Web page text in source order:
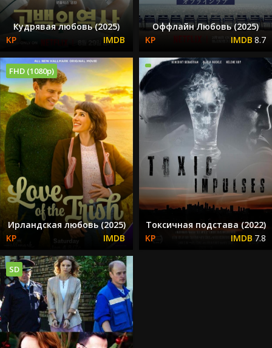
Кудрявая любовь (2025)
Оффлайн Любовь (2025)
8.7
FHD (1080p)
Ирландская любовь (2025)
Токсичная подстава (2022)
7.8
SD